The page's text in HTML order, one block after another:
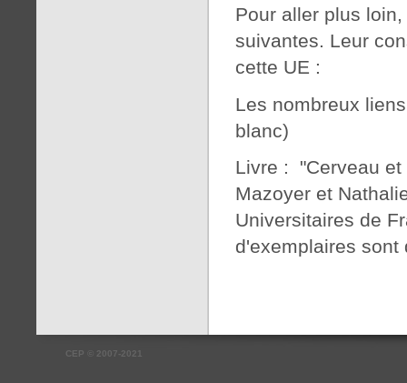
Pour aller plus
suivantes. Leur
cette UE :
Les nombreux
blanc)
Livre : "Cerveau et
Mazoyer et
Universitaires de
d'exemplaires sont
CEP 2007-2021